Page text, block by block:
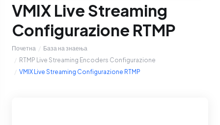
VMIX Live Streaming
Configurazione RTMP
Почетна
База на знаења
RTMP Live Streaming Encoders Configurazione
VMIX Live Streaming Configurazione RTMP